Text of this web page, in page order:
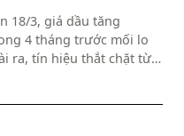
18/3, giá dầu tăng
4 tháng trước mối lo
ra, tín hiệu thắt chặt từ
mẽ hơn cũng góp